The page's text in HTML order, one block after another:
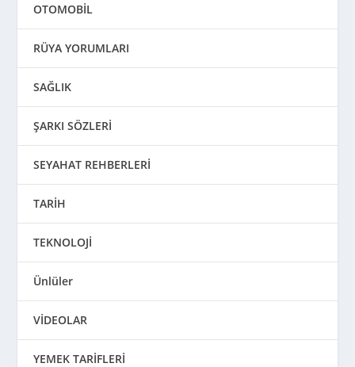
OTOMOBİL
RÜYA YORUMLARI
SAĞLIK
ŞARKI SÖZLERİ
SEYAHAT REHBERLERİ
TARİH
TEKNOLOJİ
Ünlüler
VİDEOLAR
YEMEK TARİFLERİ